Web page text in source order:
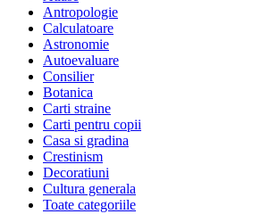
Antropologie
Calculatoare
Astronomie
Autoevaluare
Consilier
Botanica
Carti straine
Carti pentru copii
Casa si gradina
Crestinism
Decoratiuni
Cultura generala
Toate categoriile